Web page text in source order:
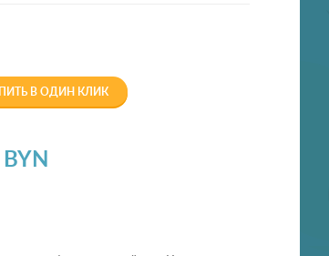
В ОДИН КЛИК